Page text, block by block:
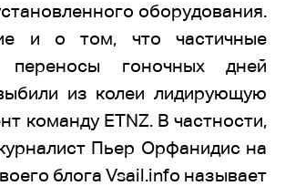
оборудования.
и о том, что частичные
гоночных дней
из колеи лидирующую
команду ETNZ. В частности,
Пьер Орфанидис на
блога Vsail.info называет